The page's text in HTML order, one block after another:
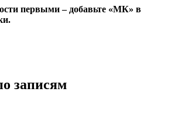
первыми – добавьте «МК» в
записям